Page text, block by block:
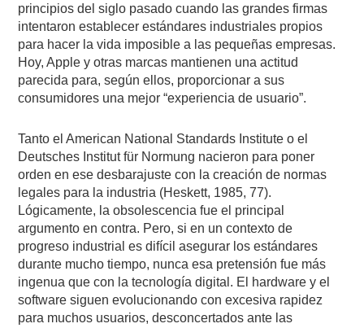
principios del siglo pasado cuando las grandes firmas
intentaron establecer estándares industriales propios
para hacer la vida imposible a las pequeñas empresas.
Hoy, Apple y otras marcas mantienen una actitud
parecida para, según ellos, proporcionar a sus
consumidores una mejor “experiencia de usuario”.
Tanto el American National Standards Institute o el
Deutsches Institut für Normung nacieron para poner
orden en ese desbarajuste con la creación de normas
legales para la industria (Heskett, 1985, 77).
Lógicamente, la obsolescencia fue el principal
argumento en contra. Pero, si en un contexto de
progreso industrial es difícil asegurar los estándares
durante mucho tiempo, nunca esa pretensión fue más
ingenua que con la tecnología digital. El hardware y el
software siguen evolucionando con excesiva rapidez
para muchos usuarios, desconcertados ante las